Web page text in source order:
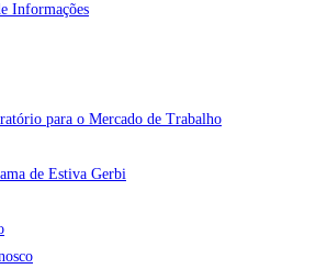
Informações
para o Mercado de Trabalho
de Estiva Gerbi